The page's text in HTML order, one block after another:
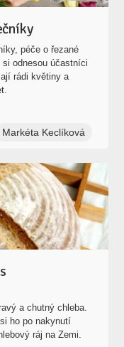
péče o řezané
si odnesou účastníci
rádi květiny a
Markéta Keclíková
a chutný chleba.
ho po nakynutí
ráj na Zemi.